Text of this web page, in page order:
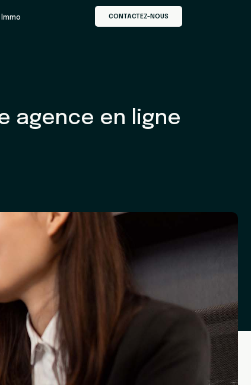
Immo CONTACTEZ-NOUS
agence en ligne